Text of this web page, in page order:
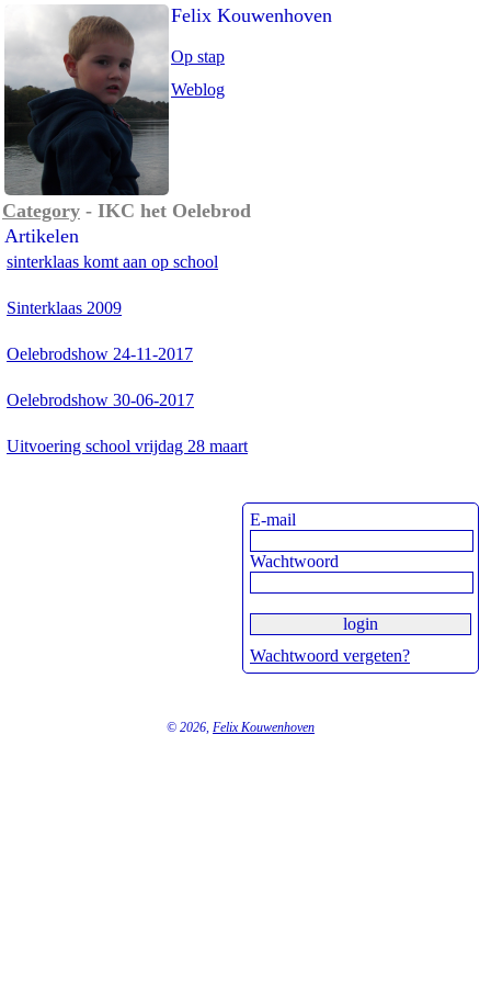
Felix Kouwenhoven
Op stap
Weblog
Category - IKC het Oelebrod
Artikelen
sinterklaas komt aan op school
Sinterklaas 2009
Oelebrodshow 24-11-2017
Oelebrodshow 30-06-2017
Uitvoering school vrijdag 28 maart
E-mail
Wachtwoord
Wachtwoord vergeten?
© 2026, Felix Kouwenhoven